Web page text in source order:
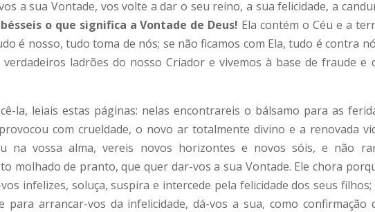
a sua Vontade, vos volte a dar o seu reino, a sua felicidade, a
o que significa a Vontade de Deus! Ela contém o Céu e a
é nosso, tudo toma de nós; se não ficamos com Ela, tudo é contra
ladrões do nosso Criador e vivemos à base de fraude e
la, leiais estas páginas: nelas encontrareis o bálsamo para as
com crueldade, o novo ar totalmente divino e a renovada
na vossa alma, vereis novos horizontes e novos sóis, e não
molhado de pranto, que quer dar-vos a sua Vontade. Ele chora
infelizes, soluça, suspira e intercede pela felicidade dos seus filhos;
para arrancar-vos da infelicidade, dá-vos a sua, como confirmação